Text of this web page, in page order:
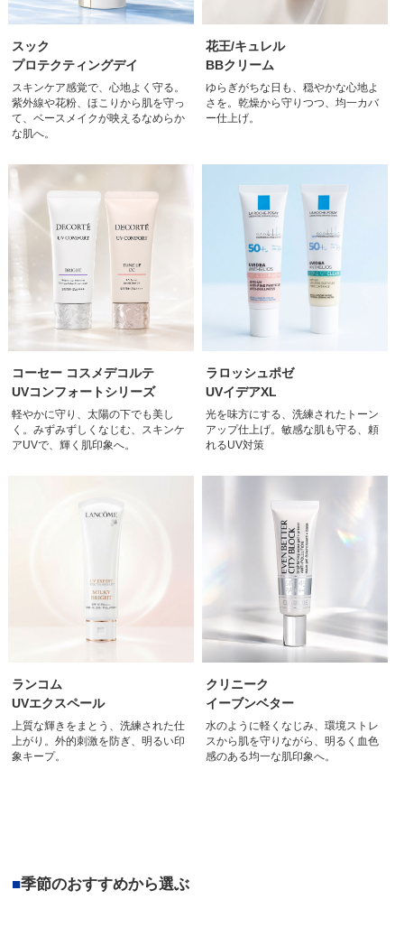
スック
プロテクティングデイ
スキンケア感覚で、心地よく守る。
紫外線や花粉、ほこりから肌を守っ
て、ベースメイクが映えるなめらか
な肌へ。
花王/キュレル
BBクリーム
ゆらぎがちな日も、穏やかな心地よ
さを。乾燥から守りつつ、均一カバ
ー仕上げ。
コーセー コスメデコルテ
UVコンフォートシリーズ
軽やかに守り、太陽の下でも美し
く。みずみずしくなじむ、スキンケ
アUVで、輝く肌印象へ。
ラロッシュポゼ
UVイデアXL
光を味方にする、洗練されたトーン
アップ仕上げ。敏感な肌も守る、頼
れるUV対策
ランコム
UVエクスペール
上質な輝きをまとう、洗練された仕
上がり。外的刺激を防ぎ、明るい印
象キープ。
クリニーク
イーブンベター
水のように軽くなじみ、環境ストレ
スから肌を守りながら、明るく血色
感のある均一な肌印象へ。
■季節のおすすめから選ぶ